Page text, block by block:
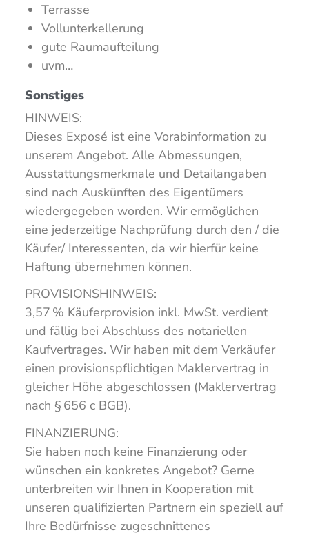
Terrasse
Vollunterkellerung
gute Raumaufteilung
uvm…
Sonstiges
HINWEIS:
Dieses Exposé ist eine Vorabinformation zu
unserem Angebot. Alle Abmessungen,
Ausstattungsmerkmale und Detailangaben
sind nach Auskünften des Eigentümers
wiedergegeben worden. Wir ermöglichen
eine jederzeitige Nachprüfung durch den / die
Käufer/ Interessenten, da wir hierfür keine
Haftung übernehmen können.
PROVISIONSHINWEIS:
3,57 % Käuferprovision inkl. MwSt. verdient
und fällig bei Abschluss des notariellen
Kaufvertrages. Wir haben mit dem Verkäufer
einen provisionspflichtigen Maklervertrag in
gleicher Höhe abgeschlossen (Maklervertrag
nach § 656 c BGB).
FINANZIERUNG:
Sie haben noch keine Finanzierung oder
wünschen ein konkretes Angebot? Gerne
unterbreiten wir Ihnen in Kooperation mit
unseren qualifizierten Partnern ein speziell auf
Ihre Bedürfnisse zugeschnittenes